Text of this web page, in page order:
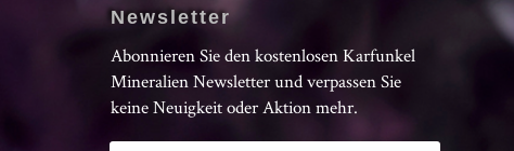
Newsletter
Abonnieren Sie den kostenlosen Karfunkel
Mineralien Newsletter und verpassen Sie
keine Neuigkeit oder Aktion mehr.